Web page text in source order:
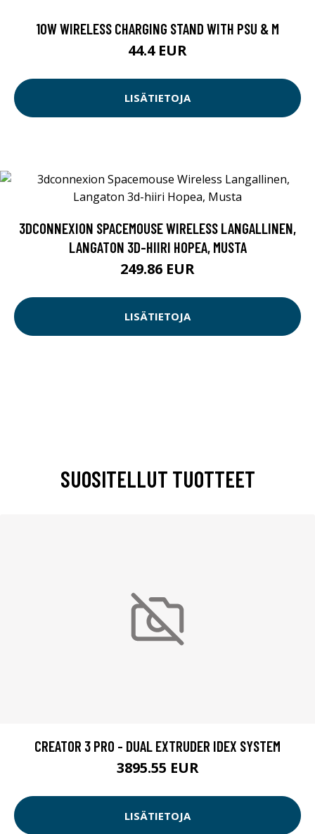
10W WIRELESS CHARGING STAND WITH PSU & M
44.4 EUR
LISÄTIETOJA
3DCONNEXION SPACEMOUSE WIRELESS LANGALLINEN,
LANGATON 3D-HIIRI HOPEA, MUSTA
249.86 EUR
LISÄTIETOJA
SUOSITELLUT TUOTTEET
CREATOR 3 PRO - DUAL EXTRUDER IDEX SYSTEM
3895.55 EUR
LISÄTIETOJA